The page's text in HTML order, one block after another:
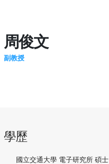
周俊文
副教授
學歷
國立交通大學 電子研究所 碩士